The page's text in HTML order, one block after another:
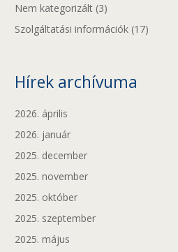
Nem kategorizált (3)
Szolgáltatási információk (17)
Hírek archívuma
2026. április
2026. január
2025. december
2025. november
2025. október
2025. szeptember
2025. május